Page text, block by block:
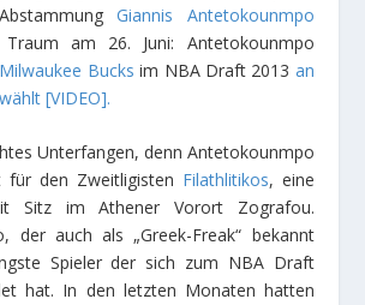
Giannis Antetokounmpo
am 26. Juni: Antetokounmpo
Milwaukee Bucks im NBA Draft 2013 an
[VIDEO].
Unterfangen, denn Antetokounmpo
für den Zweitligisten Filathlitikos, eine
Sitz im Athener Vorort Zografou.
der auch als „Greek-Freak“ bekannt
Spieler der sich zum NBA Draft
hat. In den letzten Monaten hatten